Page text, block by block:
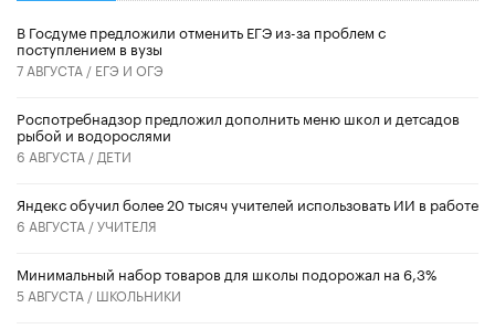
В Госдуме предложили отменить ЕГЭ из-за проблем с
поступлением в вузы
7 АВГУСТА / ЕГЭ И ОГЭ
Роспотребнадзор предложил дополнить меню школ и детсадов
рыбой и водорослями
6 АВГУСТА / ДЕТИ
​Яндекс обучил более 20 тысяч учителей использовать ИИ в работе
6 АВГУСТА /УЧИТЕЛЯ
Минимальный набор товаров для школы подорожал на 6,3%
5 АВГУСТА / ШКОЛЬНИКИ